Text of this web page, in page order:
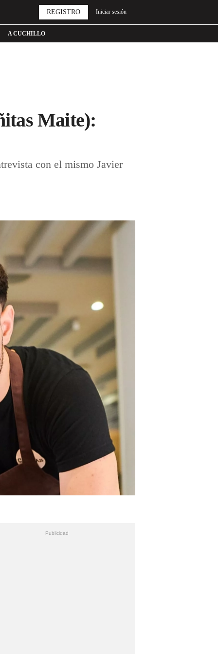
A CUCHILLO
REGISTRO Iniciar sesión
Maite):
con el mismo Javier